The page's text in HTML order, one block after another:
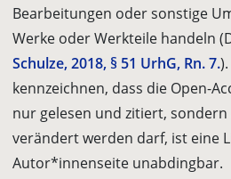
Bearbeitungen oder sonstige
Werke oder Werkteile handeln
Schulze, 2018, § 51 UrhG, Rn. 7.
kennzeichnen, dass die Open-
nur gelesen und zitiert,
verändert werden darf, ist eine
Autor*innenseite unabdingbar.